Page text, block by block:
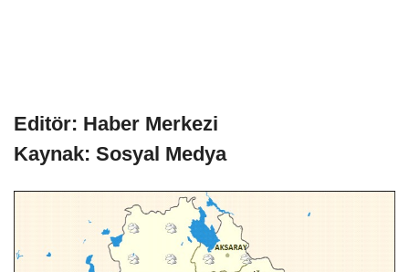
Editör: Haber Merkezi
Kaynak: Sosyal Medya